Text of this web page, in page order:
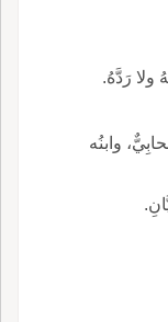
ولا رَدَّهُ.
وابنُه